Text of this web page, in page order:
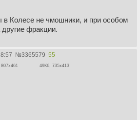
Колесе не чмошники, и при особом
фракции.
№3365579 55
49Кб, 735x413